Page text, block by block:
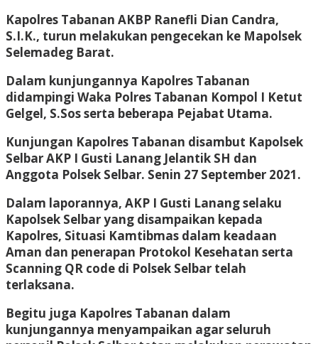
Kapolres Tabanan AKBP Ranefli Dian Candra,
S.I.K., turun melakukan pengecekan ke Mapolsek
Selemadeg Barat.
Dalam kunjungannya Kapolres Tabanan
didampingi Waka Polres Tabanan Kompol I Ketut
Gelgel, S.Sos serta beberapa Pejabat Utama.
Kunjungan Kapolres Tabanan disambut Kapolsek
Selbar AKP I Gusti Lanang Jelantik SH dan
Anggota Polsek Selbar. Senin 27 September 2021.
Dalam laporannya, AKP I Gusti Lanang selaku
Kapolsek Selbar yang disampaikan kepada
Kapolres, Situasi Kamtibmas dalam keadaan
Aman dan penerapan Protokol Kesehatan serta
Scanning QR code di Polsek Selbar telah
terlaksana.
Begitu juga Kapolres Tabanan dalam
kunjungannya menyampaikan agar seluruh